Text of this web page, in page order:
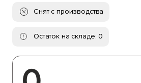
Снят с производства
Остаток на складе: 0